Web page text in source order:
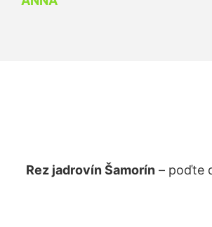
Rez jadrovín Šamorín– poďte